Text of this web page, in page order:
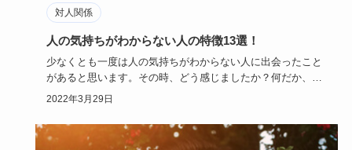
対人関係
人の気持ちがわからない人の特徴13選！
少なくとも一度は人の気持ちがわからない人に出会ったこと
があると思います。その時、どう感じましたか？何だか、自
分の気持ちが置…
2022年3月29日